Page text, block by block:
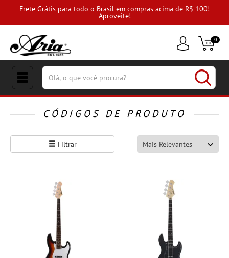
Frete Grátis para todo o Brasil em compras acima de R$ 100!
Aproveite!
0
(pesquisar)
CÓDIGOS DE PRODUTO
Filtrar